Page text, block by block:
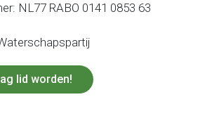
NL77 RABO 0141 0853 63
lid worden!